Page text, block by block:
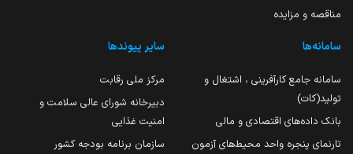
مناقصه و مزایده
سامانه‌ها
سامانه جامع کارآفرینی ، اشتغال و
تولید(کات)
بانک داده‌های اقتصادی و مالی
تارنمای پنجره واحد محیط‌های آزمون
سایر پیوندها
مرکز ملی رقابت
دبیرخانه شورای عالی سلامت و
امنیت غذایی
سازمان برنامه بودجه کشور